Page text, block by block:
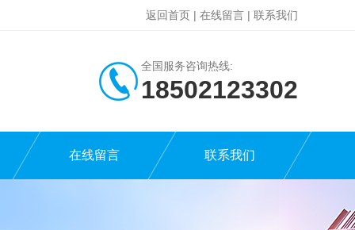
返回首页 | 在线留言 | 联系我们
全国服务咨询热线:
18502123302
在线留言 联系我们